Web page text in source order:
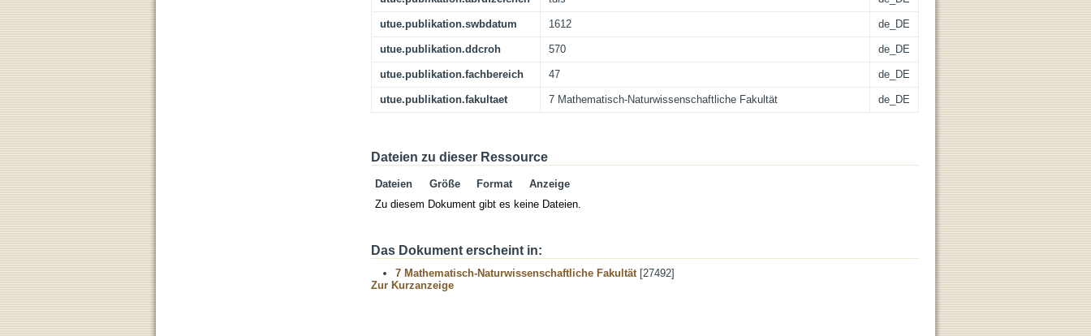
utue.publikation.swbdatum 1612 de_DE
utue.publikation.ddcroh 570 de_DE
utue.publikation.fachbereich 47 de_DE
utue.publikation.fakultaet 7 Mathematisch-Naturwissenschaftliche Fakultät de_DE
Dateien zu dieser Ressource
Dateien Größe Format
Anzeige
Zu diesem Dokument gibt es keine Dateien.
Das Dokument erscheint in:
7 Mathematisch-Naturwissenschaftliche Fakultät[27492]
Zur Kurzanzeige